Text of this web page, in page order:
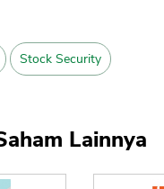
Stock Security
Lainnya